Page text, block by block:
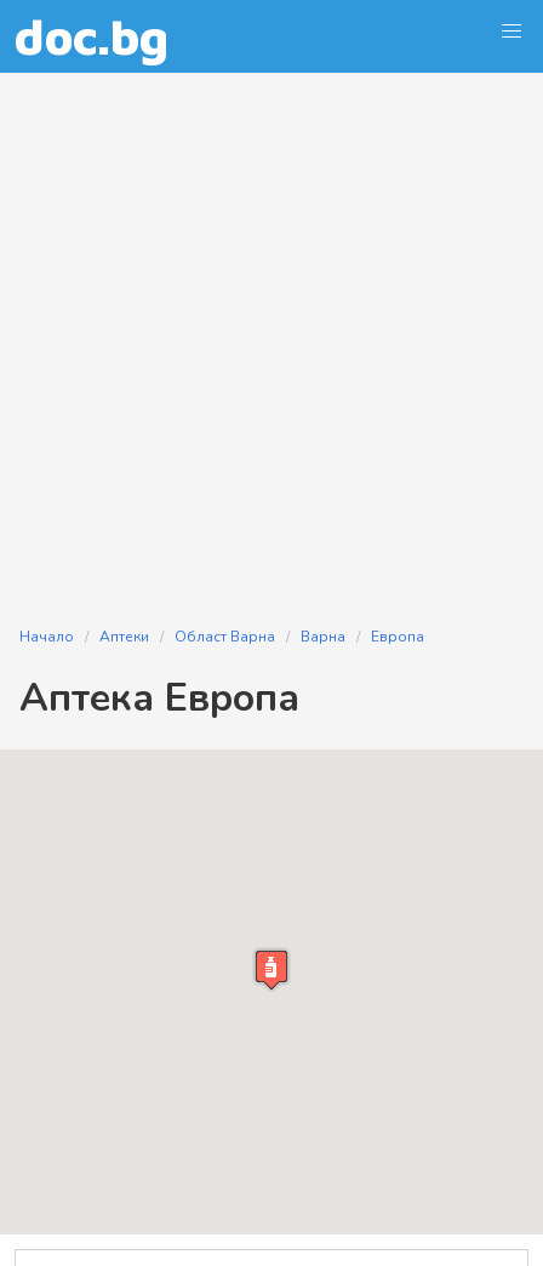
doc.bg
Начало Аптеки Област Варна Варна Европа
Аптека Европа